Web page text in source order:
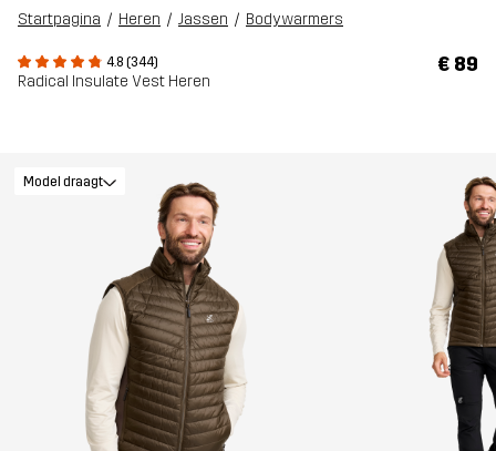
Startpagina Heren Jassen Bodywarmers
4.8 (344)
Radical Insulate Vest Heren
€ 89
Model draagt